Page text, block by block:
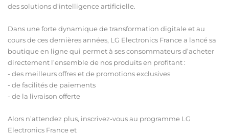
des solutions d'intelligence artificielle.
Dans une forte dynamique de transformation digitale et au
cours de ces dernières années, LG Electronics France a lancé sa
boutique en ligne qui permet à ses consommateurs d’acheter
directement l’ensemble de nos produits en profitant :
- des meilleurs offres et de promotions exclusives
- de facilités de paiements
- de la livraison offerte
Alors n’attendez plus, inscrivez-vous au programme LG
Electronics France et